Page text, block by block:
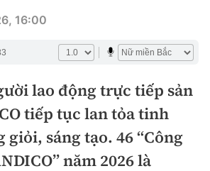
16:00
lao động trực tiếp sản
tiếp tục lan tỏa tinh
giỏi, sáng tạo. 46 “Công
năm 2026 là